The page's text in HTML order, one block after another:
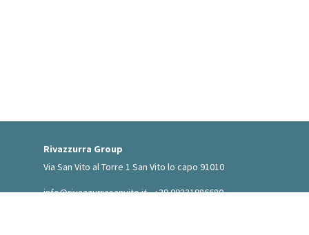
Rivazzurra Group
Via San Vito al Torre 1 San Vito lo capo 91010
info@rivazzurrasanvito.it- +39 09231986680